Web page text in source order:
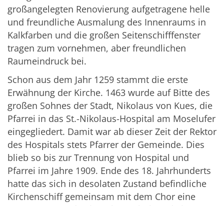
großangelegten Renovierung aufgetragene helle
und freundliche Ausmalung des Innenraums in
Kalkfarben und die großen Seitenschifffenster
tragen zum vornehmen, aber freundlichen
Raumeindruck bei.
Schon aus dem Jahr 1259 stammt die erste
Erwähnung der Kirche. 1463 wurde auf Bitte des
großen Sohnes der Stadt, Nikolaus von Kues, die
Pfarrei in das St.-Nikolaus-Hospital am Moselufer
eingegliedert. Damit war ab dieser Zeit der Rektor
des Hospitals stets Pfarrer der Gemeinde. Dies
blieb so bis zur Trennung von Hospital und
Pfarrei im Jahre 1909. Ende des 18. Jahrhunderts
hatte das sich in desolaten Zustand befindliche
Kirchenschiff gemeinsam mit dem Chor eine